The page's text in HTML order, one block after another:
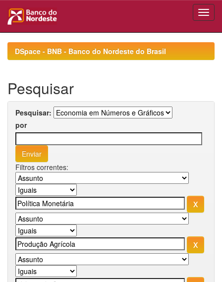
navigationDSpace - BNB - Banco do Nordeste do Brasil
Pesquisar
Pesquisar:
por
Filtros correntes: